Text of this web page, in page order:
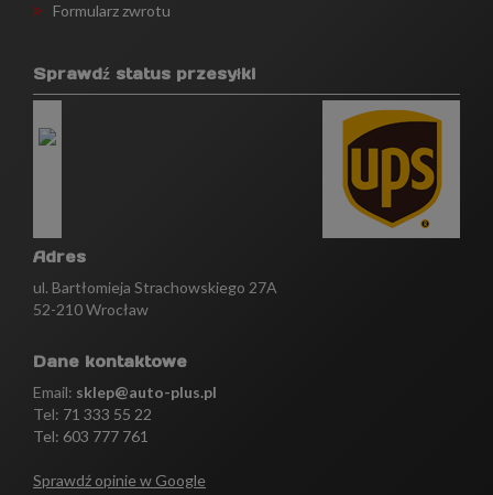
Formularz zwrotu
Sprawdź status przesyłki
Adres
ul. Bartłomieja Strachowskiego 27A
52-210 Wrocław
Dane kontaktowe
Email: sklep@auto-plus.pl
Tel: 71 333 55 22
Tel: 603 777 761
Sprawdź opinie w Google